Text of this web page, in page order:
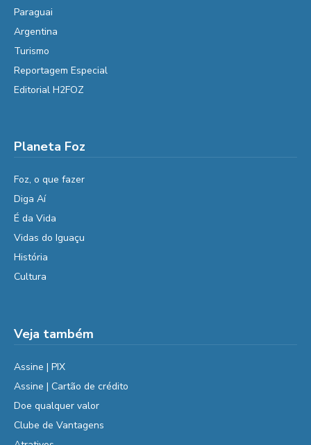
Paraguai
Argentina
Turismo
Reportagem Especial
Editorial H2FOZ
Planeta Foz
Foz, o que fazer
Diga Aí
É da Vida
Vidas do Iguaçu
História
Cultura
Veja também
Assine | PIX
Assine | Cartão de crédito
Doe qualquer valor
Clube de Vantagens